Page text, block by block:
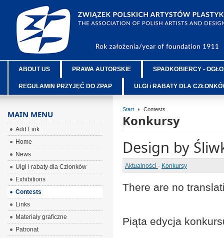
ABOUT US PRAWA AUTORSKIE SPADKOBIERCY -
REGULAMIN PRZYJĘĆ DO ZPAP ULGI i RABATY DLA
Start Contests
Konkursy
Design by
Aktualności - Konkursy
There are no
Piąta edycja
MAIN MENU
Add Link
Home
News
Ulgi i rabaty dla Członków
Exhibitions
Contests
Links
Materiały graficzne
Patronat